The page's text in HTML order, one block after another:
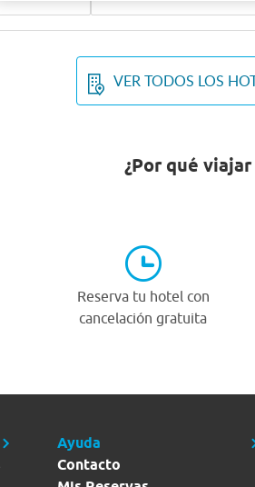
VER TODOS LOS
¿Por qué
Reserva tu hotel con
cancelación gratuita
Ayuda
Contacto